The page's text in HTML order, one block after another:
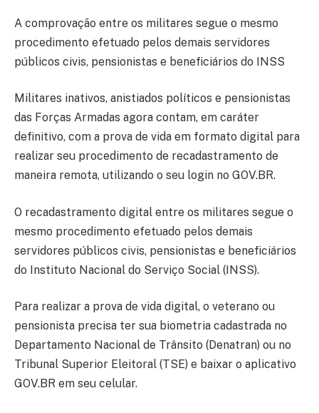
A comprovação entre os militares segue o mesmo
procedimento efetuado pelos demais servidores
públicos civis, pensionistas e beneficiários do INSS
Militares inativos, anistiados políticos e pensionistas
das Forças Armadas agora contam, em caráter
definitivo, com a prova de vida em formato digital para
realizar seu procedimento de recadastramento de
maneira remota, utilizando o seu login no GOV.BR.
O recadastramento digital entre os militares segue o
mesmo procedimento efetuado pelos demais
servidores públicos civis, pensionistas e beneficiários
do Instituto Nacional do Serviço Social (INSS).
Para realizar a prova de vida digital, o veterano ou
pensionista precisa ter sua biometria cadastrada no
Departamento Nacional de Trânsito (Denatran) ou no
Tribunal Superior Eleitoral (TSE) e baixar o aplicativo
GOV.BR em seu celular.